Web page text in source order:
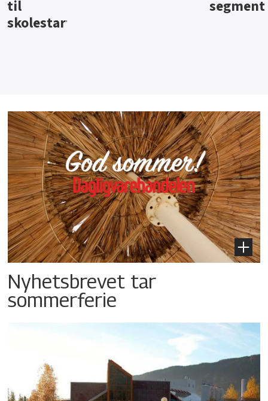
Nyhetsbrevet tar
sommerferie